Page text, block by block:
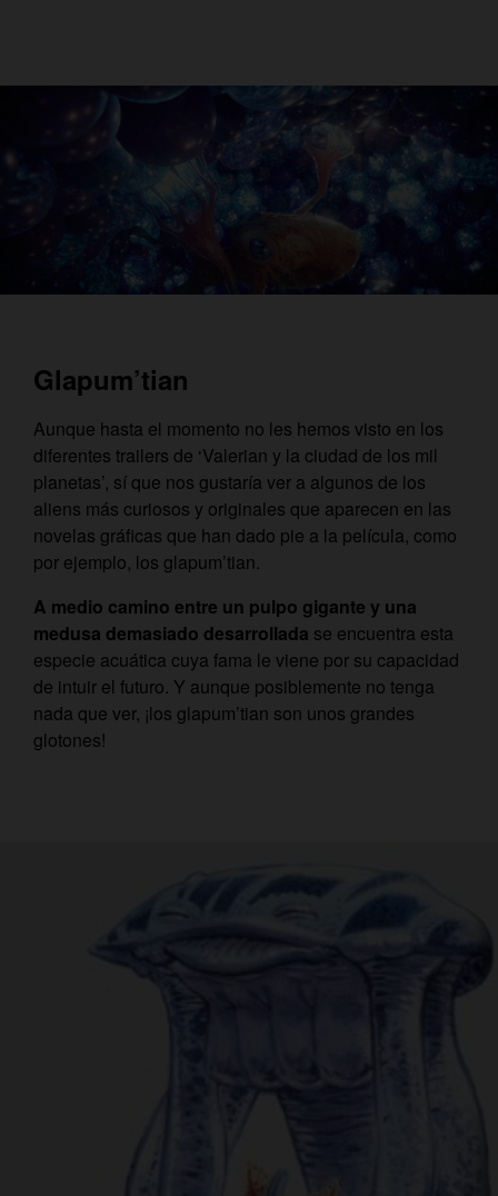
Glapum’tian
Aunque hasta el momento no les hemos visto en los
diferentes trailers de ‘Valerian y la ciudad de los mil
planetas’, sí que nos gustaría ver a algunos de los
aliens más curiosos y originales que aparecen en las
novelas gráficas que han dado pie a la película, como
por ejemplo, los glapum’tian.
A medio camino entre un pulpo gigante y una
medusa demasiado desarrollada se encuentra esta
especie acuática cuya fama le viene por su capacidad
de intuir el futuro. Y aunque posiblemente no tenga
nada que ver, ¡los glapum’tian son unos grandes
glotones!